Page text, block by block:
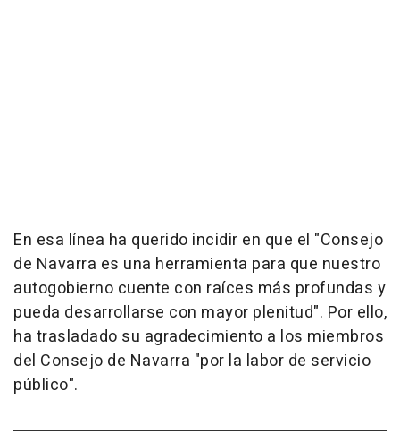
En esa línea ha querido incidir en que el "Consejo
de Navarra es una herramienta para que nuestro
autogobierno cuente con raíces más profundas y
pueda desarrollarse con mayor plenitud". Por ello,
ha trasladado su agradecimiento a los miembros
del Consejo de Navarra "por la labor de servicio
público".